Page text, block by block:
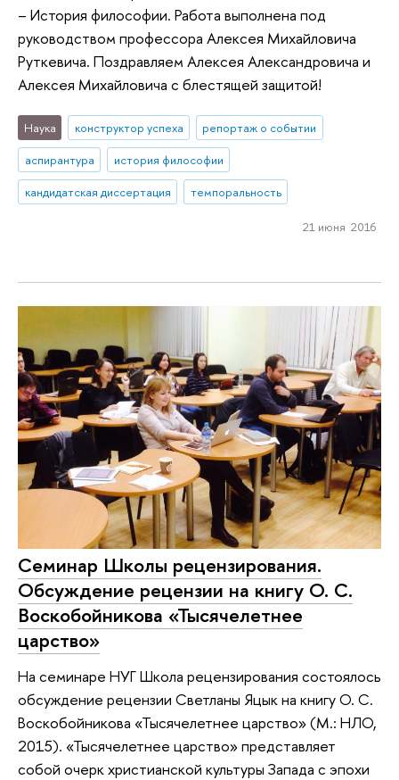
– История философии. Работа выполнена под
руководством профессора Алексея Михайловича
Руткевича. Поздравляем Алексея Александровича и
Алексея Михайловича с блестящей защитой!
Наука конструктор успеха
репортаж о событии
аспирантура
история философии
кандидатская диссертация
темпоральность
21 июня 2016
Cеминар Школы рецензирования.
Обсуждение рецензии на книгу О. С.
Воскобойникова «Тысячелетнее
царство»
На семинаре НУГ Школа рецензирования состоялось
обсуждение рецензии Светланы Яцык на книгу О. С.
Воскобойникова «Тысячелетнее царство» (М.: НЛО,
2015). «Тысячелетнее царство» представляет
собой очерк христианской культуры Запада с эпохи